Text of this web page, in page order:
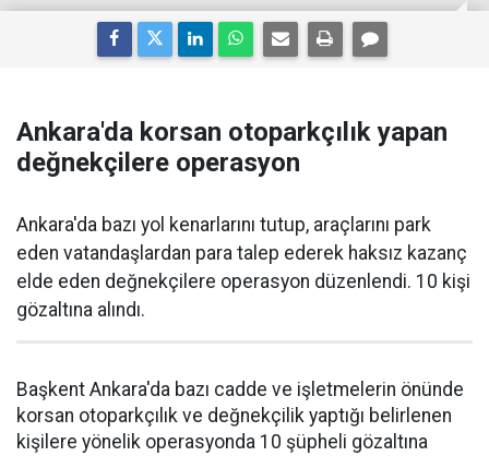
Ankara'da korsan otoparkçılık yapan
değnekçilere operasyon
Ankara'da bazı yol kenarlarını tutup, araçlarını park
eden vatandaşlardan para talep ederek haksız kazanç
elde eden değnekçilere operasyon düzenlendi. 10 kişi
gözaltına alındı.
Başkent Ankara'da bazı cadde ve işletmelerin önünde
korsan otoparkçılık ve değnekçilik yaptığı belirlenen
kişilere yönelik operasyonda 10 şüpheli gözaltına